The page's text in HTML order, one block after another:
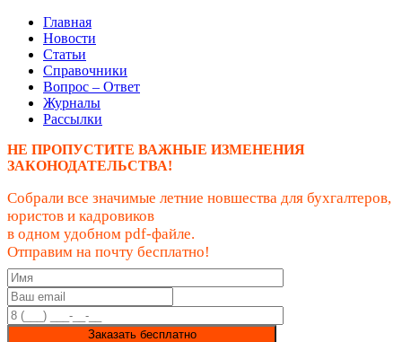
Главная
Новости
Статьи
Справочники
Вопрос – Ответ
Журналы
Рассылки
НЕ ПРОПУСТИТЕ ВАЖНЫЕ ИЗМЕНЕНИЯ
ЗАКОНОДАТЕЛЬСТВА!
Собрали все значимые летние новшества для бухгалтеров,
юристов и кадровиков
в одном удобном pdf-файле.
Отправим на почту бесплатно!
Заказать бесплатно